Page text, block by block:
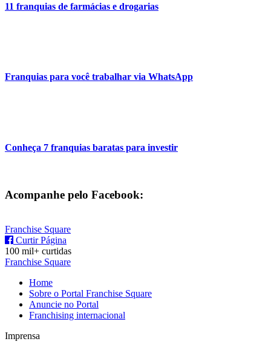
11 franquias de farmácias e drogarias
Franquias para você trabalhar via WhatsApp
Conheça 7 franquias baratas para investir
Acompanhe pelo Facebook:
Franchise Square
Curtir Página
100 mil+ curtidas
Franchise Square
Home
Sobre o Portal Franchise Square
Anuncie no Portal
Franchising internacional
Imprensa